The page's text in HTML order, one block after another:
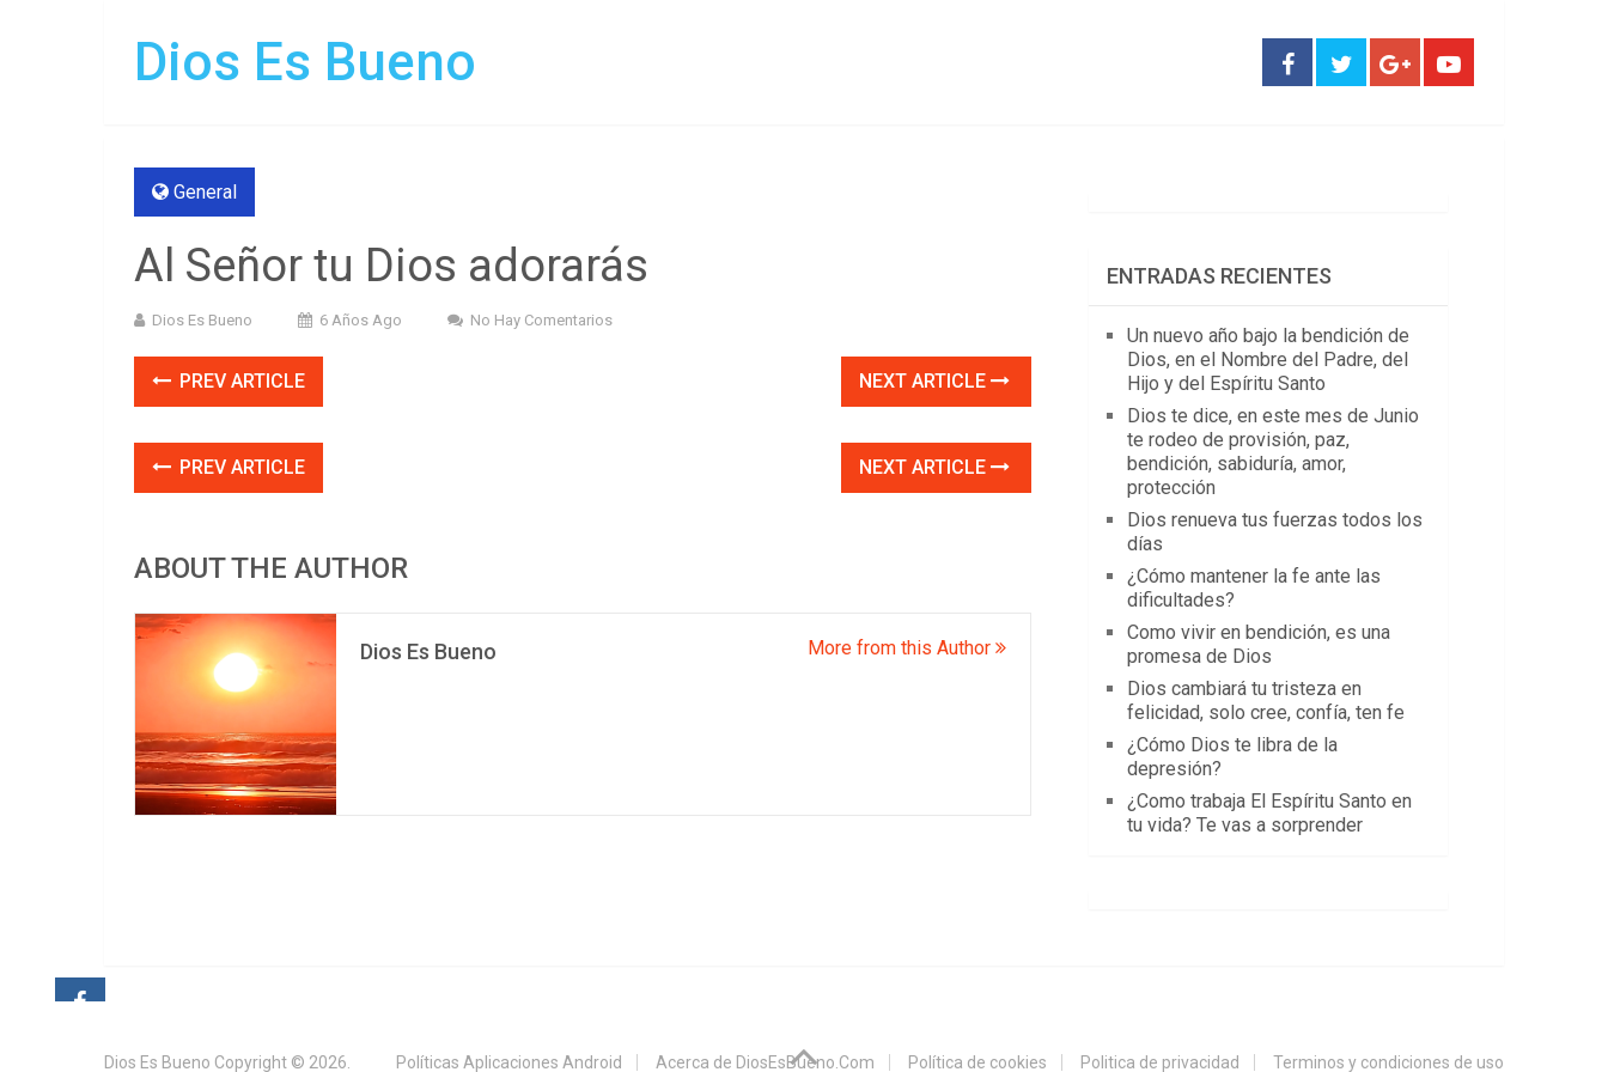
Dios Es Bueno
General
Al Señor tu Dios adorarás
Dios Es Bueno 6 Años Ago No Hay Comentarios
PREV ARTICLE NEXT ARTICLE
PREV ARTICLE NEXT ARTICLE
ABOUT THE AUTHOR
Dios Es Bueno More from this Author
ENTRADAS RECIENTES
Un nuevo año bajo la bendición de
Dios, en el Nombre del Padre, del
Hijo y del Espíritu Santo
Dios te dice, en este mes de Junio
te rodeo de provisión, paz,
bendición, sabiduría, amor,
protección
Dios renueva tus fuerzas todos los
días
¿Cómo mantener la fe ante las
dificultades?
Como vivir en bendición, es una
promesa de Dios
Dios cambiará tu tristeza en
felicidad, solo cree, confía, ten fe
¿Cómo Dios te libra de la
depresión?
¿Como trabaja El Espíritu Santo en
tu vida? Te vas a sorprender
Dios Es Bueno Copyright © 2026. Políticas Aplicaciones Android Acerca de DiosEsBueno.Com Política de cookies Politica de privacidad Terminos y condiciones de uso